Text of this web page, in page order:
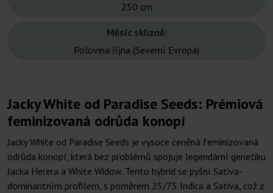
250 cm
Měsíc sklizně:
Polovina října (Severní Evropa)
Jacky White od Paradise Seeds: Prémiová
feminizovaná odrůda konopí
Jacky White od Paradise Seeds je vysoce ceněná feminizovaná
odrůda konopí, která bez problémů spojuje legendární genetiku
Jacka Herera a White Widow. Tento hybrid se pyšní Sativa-
dominantním profilem, s poměrem 25/75 Indica a Sativa, což z